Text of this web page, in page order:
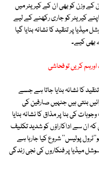
کے وزن کو بھی ان کے کیریئر میں
کیریئر کو جاری رکھنے کے لیے
پر تنقید کا نشانہ بنایا گیا
بھی کیے۔
کریں تو فحاشی
کا نشانہ بنایا جاتا ہے جسے
بنتی ہیں جنہیں صارفین کی
کی بنا پر مذاق کا نشانہ بنایا
کہ ان سے اداکاراؤں کو شدید تکلیف
پولیس'' شروع کیا جارہا ہے
میڈیا پر فنکاروں کی نجی زندگی